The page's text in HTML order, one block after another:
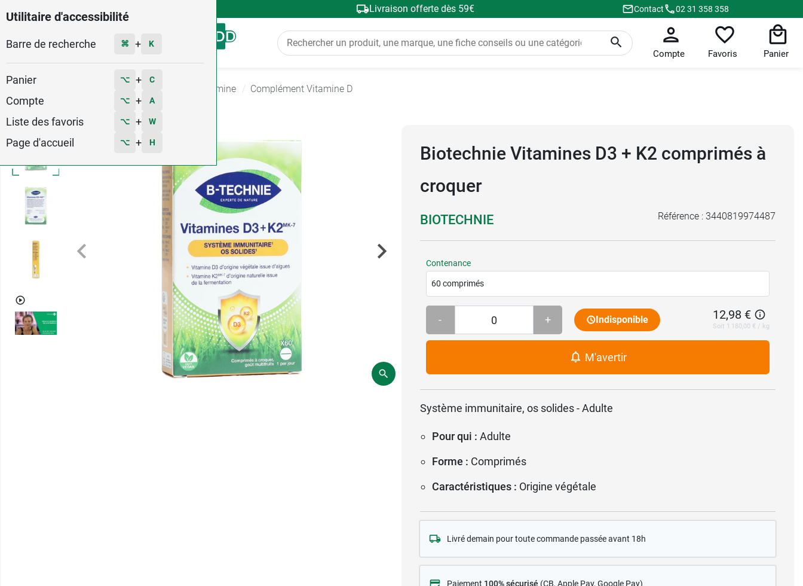
Utilitaire d'accessibilité
Barre de recherche ⌘ + K
Panier ⌥ + C
Compte ⌥ + A
Liste des favoris ⌥ + W
Page d'accueil ⌥ + H
Livraison offerte dès 59€ Contact 02 31 358 358
Menu
Compte Favoris Panier
Complément Alimentaire Vitamine Complément Vitamine D
Biotechnie Vitamines D3 + K2 comprimés à
croquer
BIOTECHNIE Référence : 3440819974487
Contenance
60 comprimés
- + Indisponible 12,98 €
Soit 1 180,00 € / kg
M'avertir
Système immunitaire, os solides - Adulte
Pour qui : Adulte
Forme : Comprimés
Caractéristiques : Origine végétale
Livré demain pour toute commande passée avant 18h
Paiement 100% sécurisé (CB, Apple Pay, Google Pay)